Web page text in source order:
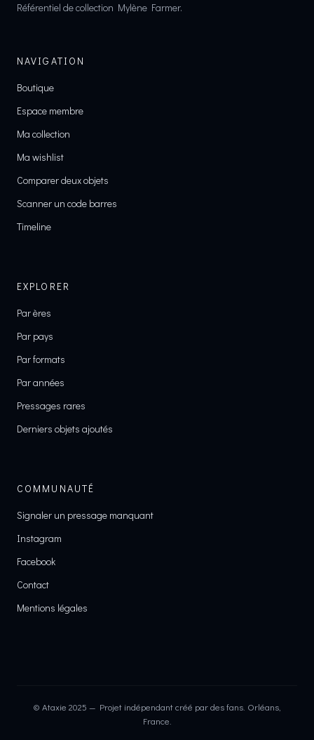
Référentiel de collection Mylène Farmer.
NAVIGATION
Boutique
Espace membre
Ma collection
Ma wishlist
Comparer deux objets
Scanner un code barres
Timeline
EXPLORER
Par ères
Par pays
Par formats
Par années
Pressages rares
Derniers objets ajoutés
COMMUNAUTÉ
Signaler un pressage manquant
Instagram
Facebook
Contact
Mentions légales
© Ataxie 2025 — Projet indépendant créé par des fans. Orléans,
France.